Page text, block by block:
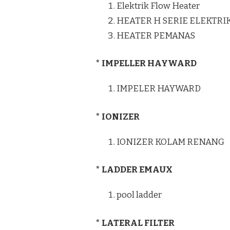
Elektrik Flow Heater
HEATER H SERIE
HEATER PEMANAS
* IMPELLER HAYWARD
IMPELER HAYWARD
* IONIZER
IONIZER KOLAM RENANG
* LADDER EMAUX
pool ladder
* LATERAL FILTER